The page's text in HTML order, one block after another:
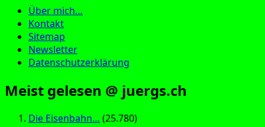
Über mich…
Kontakt
Sitemap
Newsletter
Datenschutzerklärung
Meist gelesen @ juergs.ch
Die Eisenbahn… (25.780)